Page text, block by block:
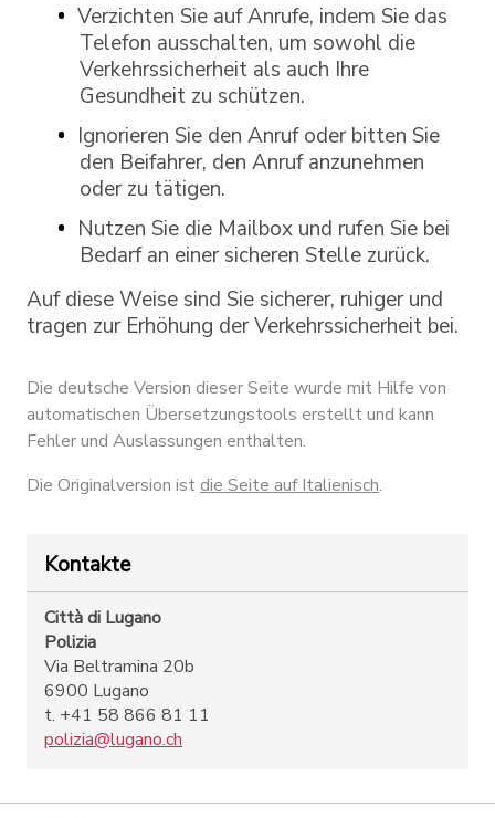
Verzichten Sie auf Anrufe, indem Sie das
Telefon ausschalten, um sowohl die
Verkehrssicherheit als auch Ihre
Gesundheit zu schützen.
Ignorieren Sie den Anruf oder bitten Sie
den Beifahrer, den Anruf anzunehmen
oder zu tätigen.
Nutzen Sie die Mailbox und rufen Sie bei
Bedarf an einer sicheren Stelle zurück.
Auf diese Weise sind Sie sicherer, ruhiger und
tragen zur Erhöhung der Verkehrssicherheit bei.
Die deutsche Version dieser Seite wurde mit Hilfe von
automatischen Übersetzungstools erstellt und kann
Fehler und Auslassungen enthalten.
Die Originalversion istdie Seite auf Italienisch.
Kontakte
Città di Lugano
Polizia
Via Beltramina 20b
6900 Lugano
t. +41 58 866 81 11
polizia@lugano.ch